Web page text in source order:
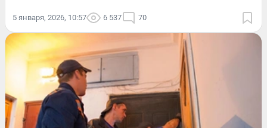
5 января, 2026, 10:57 6 537 70